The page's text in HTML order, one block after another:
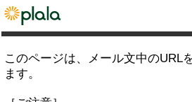
このページは、メール文中のURL
ます。